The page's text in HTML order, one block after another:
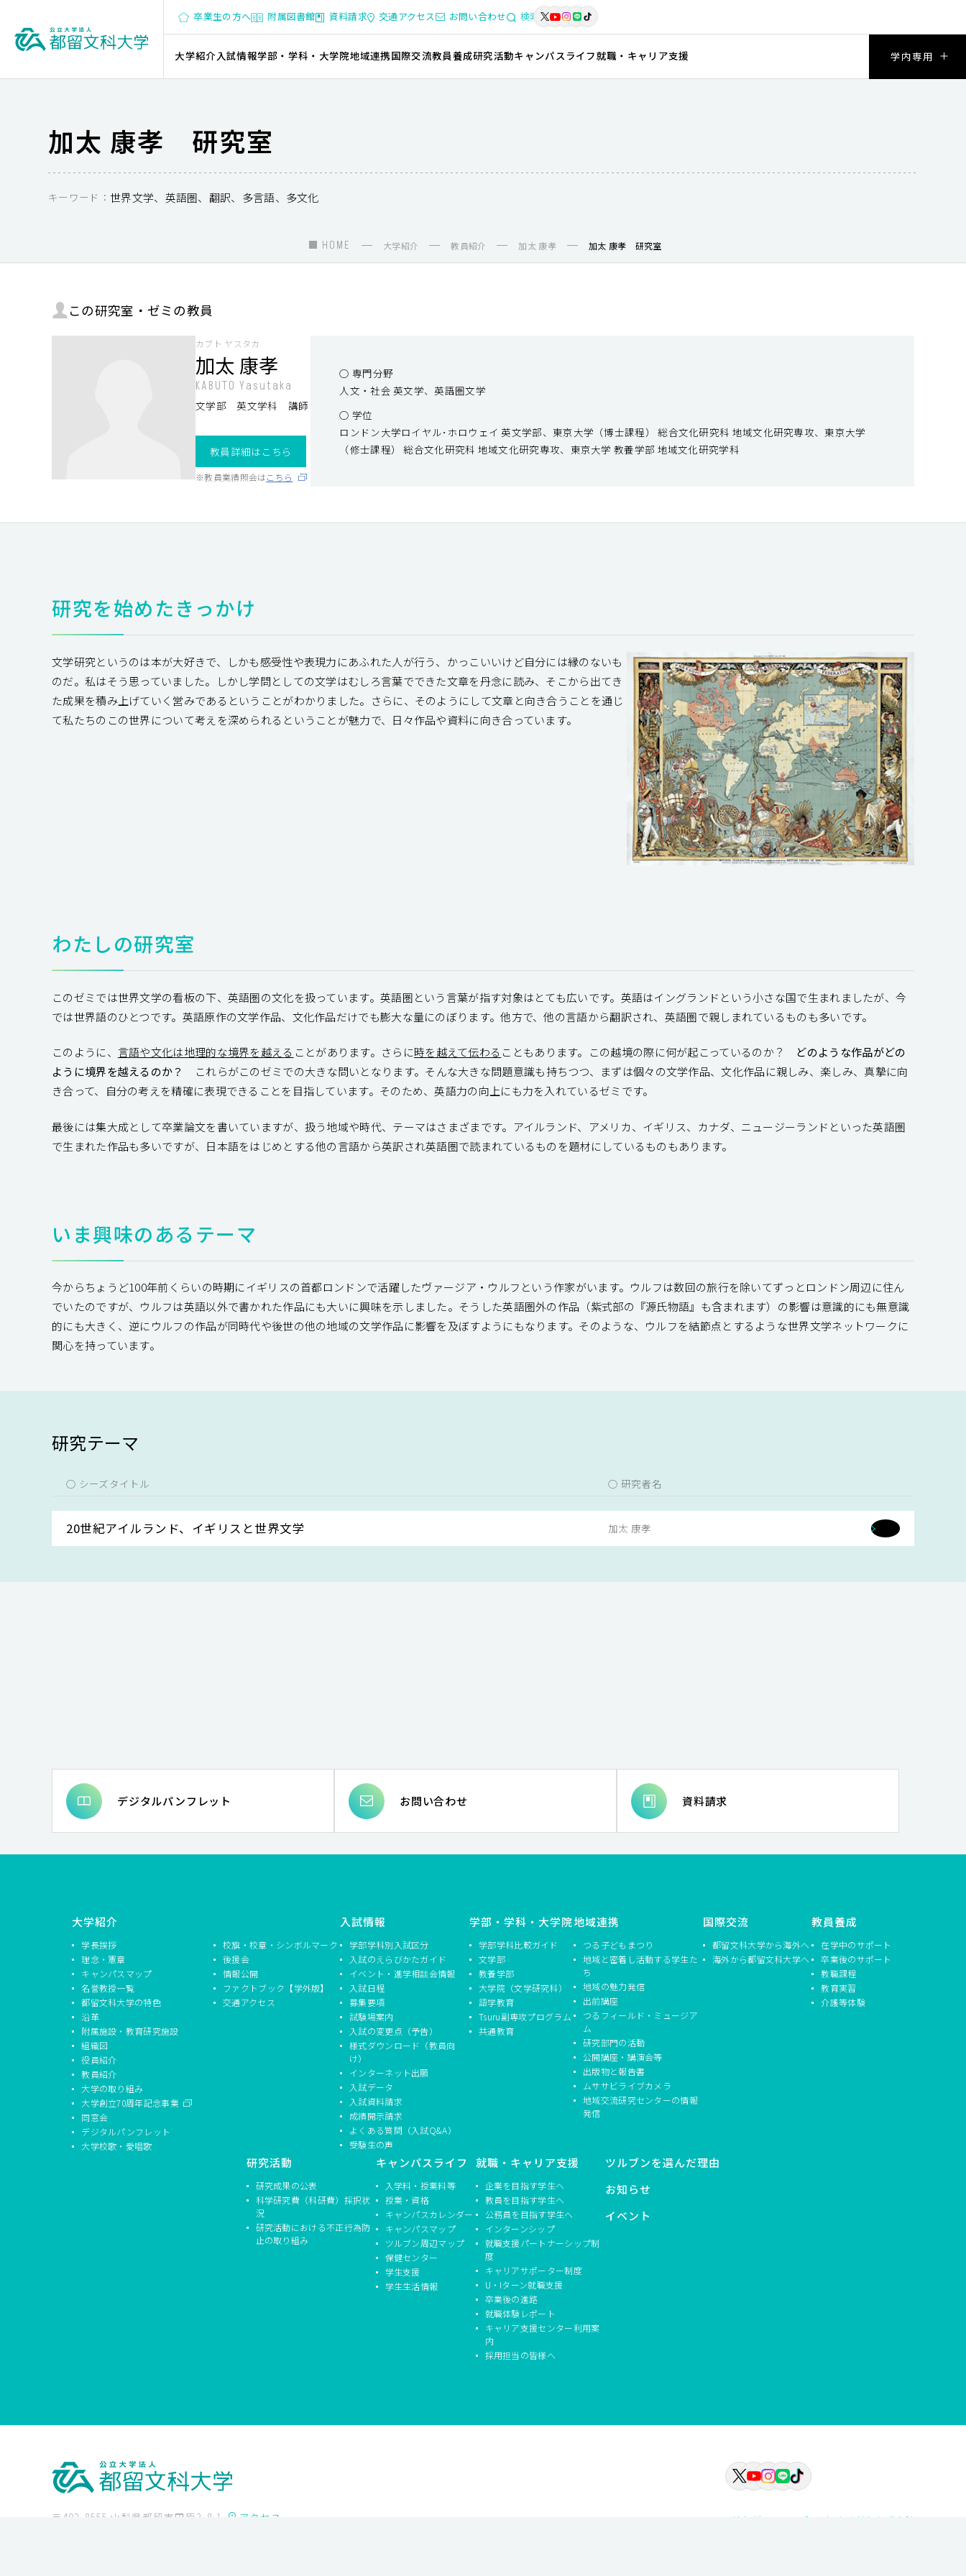
卒業生の方へ 附属図書館 資料請求 交通アクセス お問い合わせ 検索
大学紹介入試情報学部・学科・大学院地域連携国際交流教員養成研究活動キャンパスライフ就職・キャリア支援 学内専用
加太 康孝 研究室
キーワード： 世界文学、英語圏、翻訳、多言語、多文化
HOME 大学紹介 教員紹介 加太 康孝 加太 康孝 研究室
この研究室・ゼミの教員
カブト ヤスタカ
加太 康孝
KABUTO Yasutaka
文学部 英文学科 講師
教員詳細はこちら
※教員業績照会はこちら
○ 専門分野
人文・社会 英文学、英語圏文学
○ 学位
ロンドン大学ロイヤル･ホロウェイ 英文学部、東京大学（博士課程） 総合文化研究科 地域文化研究専攻、東京大学
（修士課程） 総合文化研究科 地域文化研究専攻、東京大学 教養学部 地域文化研究学科
研究を始めたきっかけ
⽂学研究というのは本が⼤好きで、しかも感受性や表現⼒にあふれた⼈が⾏う、かっこいいけど⾃分には縁のないも
のだ。私はそう思っていました。しかし学問としての⽂学はむしろ⾔葉でできた⽂章を丹念に読み、そこから出てき
た成果を積み上げていく営みであるということがわかりました。さらに、そのようにして文章と向き合うことを通じ
て私たちのこの世界について考えを深められるということが魅⼒で、⽇々作品や資料に向き合っています。
わたしの研究室
このゼミでは世界文学の看板の下、英語圏の文化を扱っています。英語圏という言葉が指す対象はとても広いです。英語はイングランドという小さな国で生まれましたが、今
では世界語のひとつです。英語原作の文学作品、文化作品だけでも膨大な量にのぼります。他方で、他の言語から翻訳され、英語圏で親しまれているものも多いです。
このように、 言語や文化は地理的な境界を越える ことがあります。さらに時を越えて伝わる こともあります。この越境の際に何が起こっているのか？ どのような作品がどの
ように境界を越えるのか？
これらがこのゼミでの大きな問いとなります。そんな大きな問題意識も持ちつつ、まずは個々の文学作品、文化作品に親しみ、楽しみ、真摯に向
き合って、自分の考えを精確に表現できることを目指しています。そのため、英語力の向上にも力を入れているゼミです。
最後には集大成として卒業論文を書いていますが、扱う地域や時代、テーマはさまざまです。アイルランド、アメリカ、イギリス、カナダ、ニュージーランドといった英語圏
で生まれた作品も多いですが、日本語をはじめとする他の言語から英訳され英語圏で読まれているものを題材にしているものもあります。
いま興味のあるテーマ
今からちょうど100年前くらいの時期にイギリスの首都ロンドンで活躍したヴァージア・ウルフという作家がいます。ウルフは数回の旅行を除いてずっとロンドン周辺に住ん
でいたのですが、ウルフは英語以外で書かれた作品にも大いに興味を示しました。そうした英語圏外の作品（紫式部の『源氏物語』も含まれます）の影響は意識的にも無意識
的にも大きく、逆にウルフの作品が同時代や後世の他の地域の文学作品に影響を及ぼすようにもなります。そのような、ウルフを結節点とするような世界文学ネットワークに
関心を持っています。
研究テーマ
○ シーズタイトル ○ 研究者名
20世紀アイルランド、イギリスと世界文学 加太 康孝
デジタルパンフレット お問い合わせ 資料請求
大学紹介
学長挨拶
理念・憲章
キャンパスマップ
名誉教授一覧
都留文科大学の特色
沿革
附属施設・教育研究施設
組織図
役員紹介
教員紹介
大学の取り組み
大学創立70周年記念事業
同窓会
デジタルパンフレット
大学校歌・愛唱歌
校旗・校章・シンボルマーク
後援会
情報公開
ファクトブック【学外版】
交通アクセス
入試情報
学部学科別入試区分
入試のえらびかたガイド
イベント・進学相談会情報
入試日程
募集要項
試験場案内
入試の変更点（予告）
様式ダウンロード（教員向
け）
インターネット出願
入試データ
入試資料請求
成績開示請求
よくある質問（入試Q&A）
受験生の声
学部・学科・大学院
学部学科比較ガイド
文学部
教養学部
大学院（文学研究科）
語学教育
Tsuru副専攻プログラム
共通教育
地域連携
つる子どもまつり
地域と密着し活動する学生た
ち
地域の魅力発信
出前講座
つるフィールド・ミュージア
ム
研究部門の活動
公開講座・講演会等
出版物と報告書
ムササビライブカメラ
地域交流研究センターの情報
発信
国際交流
都留文科大学から海外へ
海外から都留文科大学へ
教員養成
在学中のサポート
卒業後のサポート
教職課程
教育実習
介護等体験
研究活動
研究成果の公表
科学研究費（科研費）採択状
況
研究活動における不正行為防
止の取り組み
キャンパスライフ
入学料・授業料等
授業・資格
キャンパスカレンダー
キャンパスマップ
ツルブン周辺マップ
保健センター
学生支援
学生生活情報
就職・キャリア支援
企業を目指す学生へ
教員を目指す学生へ
公務員を目指す学生へ
インターンシップ
就職支援パートナーシップ制
度
キャリアサポーター制度
U・Iターン就職支援
卒業後の進路
就職体験レポート
キャリア支援センター利用案
内
採用担当の皆様へ
ツルブンを選んだ理由
お知らせ
イベント
〒402-8555 山梨県都留市田原3-8-1
アクセス
情報公開 サイトポリシー 個人情報保護方針